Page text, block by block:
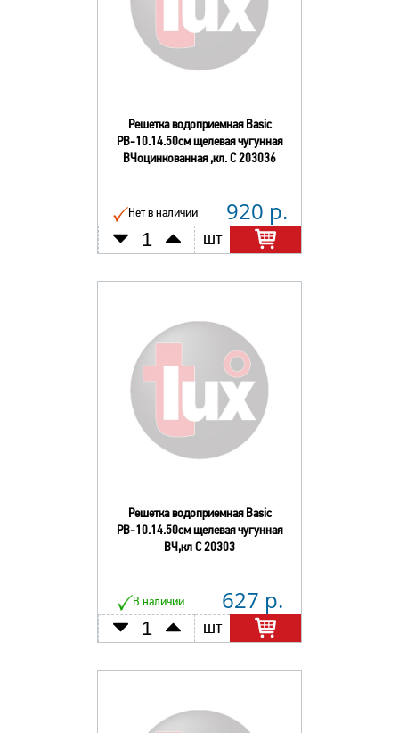
Решетка водоприемная Basic
РВ-10.14.50см щелевая чугунная
ВЧоцинкованная ,кл. С 203036
Нет в наличии 920 р.
шт
Решетка водоприемная Basic
РВ-10.14.50см щелевая чугунная
ВЧ,кл С 20303
В наличии 627 р.
шт